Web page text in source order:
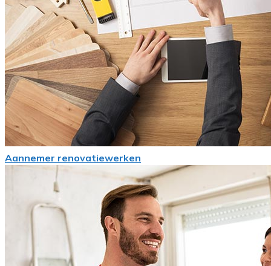
Aannemer renovatiewerken